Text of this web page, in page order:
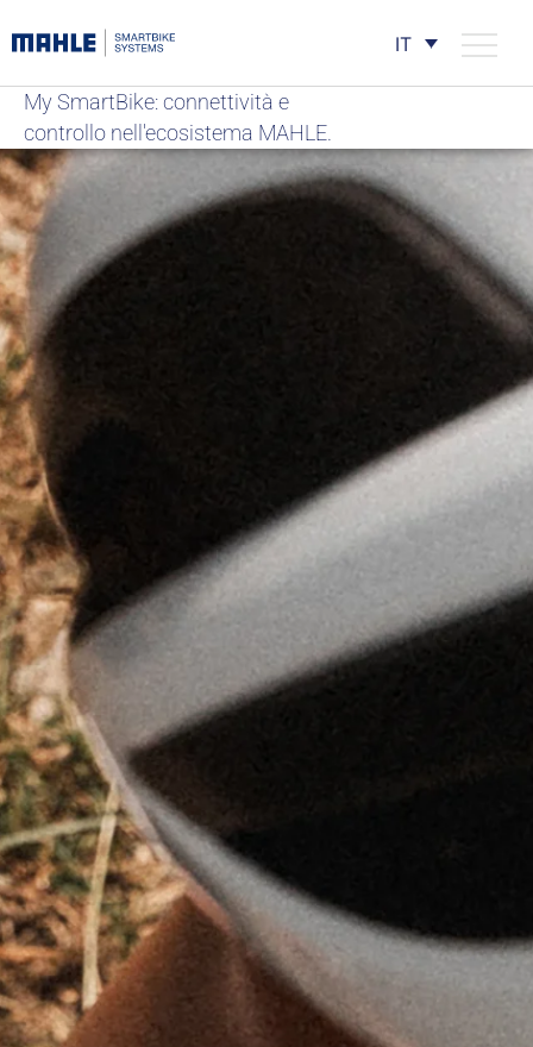
IT
My SmartBike: connettività e
controllo nell'ecosistema MAHLE.